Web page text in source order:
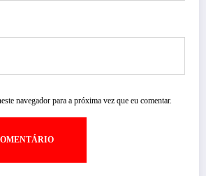
navegador para a próxima vez que eu comentar.